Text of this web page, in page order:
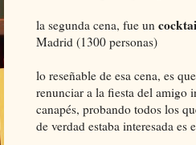
la segunda cena, fue un
Madrid (1300 personas)
lo reseñable de esa cena, es
renunciar a la fiesta del amigo
canapés, probando todos los
de verdad estaba interesada es